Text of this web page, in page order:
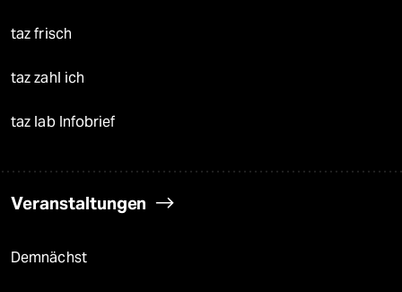
taz frisch
taz zahl ich
taz lab Infobrief
Veranstaltungen
Demnächst